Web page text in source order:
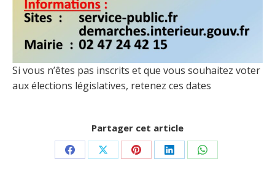
Si vous n’êtes pas inscrits et que vous souhaitez voter
aux élections législatives, retenez ces dates
Partager cet article
PartagerPartagerPartagerPartagerPartager